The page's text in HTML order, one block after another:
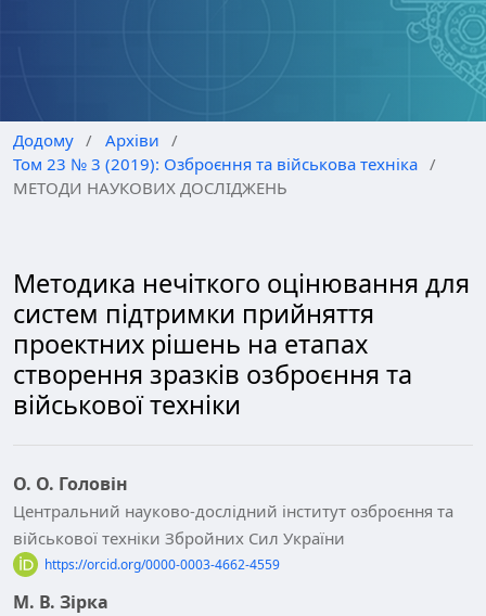
Додому / Архіви
/
Том 23 № 3 (2019): Озброєння та військова техніка /
МЕТОДИ НАУКОВИХ ДОСЛІДЖЕНЬ
Методика нечіткого оцінювання для
систем підтримки прийняття
проектних рішень на етапах
створення зразків озброєння та
військової техніки
О. О. Головін
Центральний науково-дослідний інститут озброєння та
військової техніки Збройних Сил України
https://orcid.org/0000-0003-4662-4559
М. В. Зірка